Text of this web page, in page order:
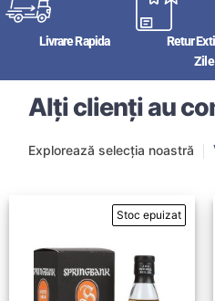
Livrare Rapida
Retur
Zile
Alți clienți au
Explorează selecția noastră